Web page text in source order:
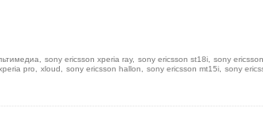
sony ericsson xperia ray sony ericsson st18i sony
pro xloud sony ericsson hallon sony ericsson mt15i sony